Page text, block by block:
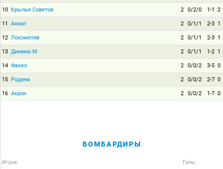
10 Крылья Советов 2 0/2/0 1-1 2
11 Ахмат 2 0/1/1 2-3 1
12 Локомотив 2 0/1/1 2-3 1
13 Динамо М 2 0/1/1 1-2 1
14 Факел 2 0/0/2 3-5 0
15 Родина 2 0/0/2 2-7 0
16 Акрон 2 0/0/2 1-7 0
БОМБАРДИРЫ
Игрок Голы